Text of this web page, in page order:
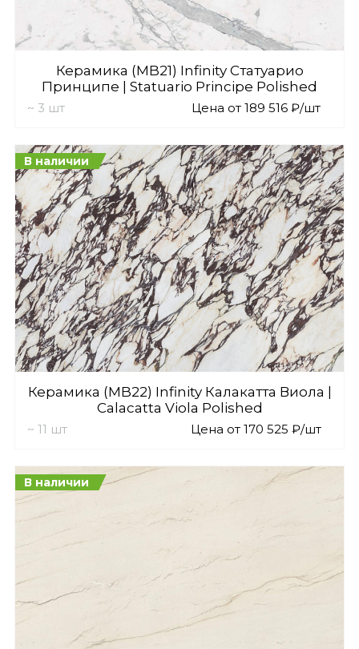
Керамика (MB21) Infinity Статуарио
Принципе | Statuario Principe Polished
~ 3 шт Цена от 189 516 ₽/шт
В наличии
Керамика (MB22) Infinity Калакатта Виола |
Calacatta Viola Polished
~ 11 шт Цена от 170 525 ₽/шт
В наличии